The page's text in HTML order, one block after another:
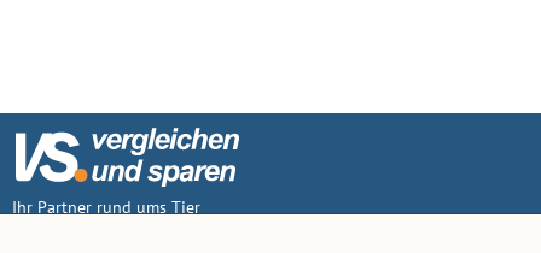
Ihr Partner rund ums Tier